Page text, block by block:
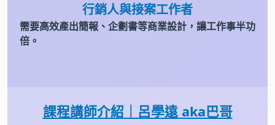
行銷人與接案工作者
需要高效產出簡報、企劃書等商業設計，讓工作事半功
倍。
課程講師介紹｜呂學遠 aka巴哥